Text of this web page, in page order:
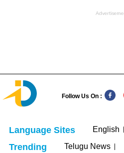
Follow Us On :
Language Sites English
Trending Telugu News